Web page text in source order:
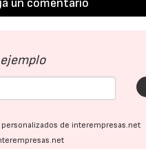
de interempresas.net